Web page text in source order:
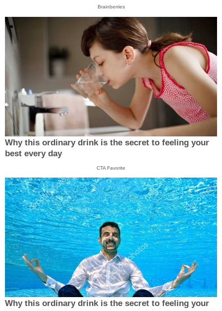
Brainberries
Why this ordinary drink is the secret to feeling your
best every day
CTA Favorite
Why this ordinary drink is the secret to feeling your